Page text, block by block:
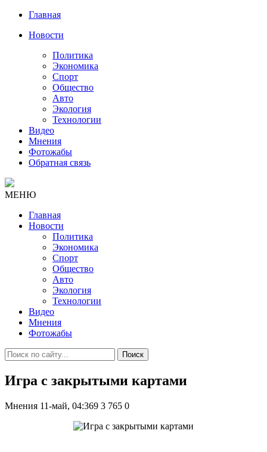
Главная
Новости
Политика
Экономика
Спорт
Общество
Авто
Экология
Технологии
Видео
Мнения
Фотожабы
Обратная связь
МЕНЮ
Главная
Новости
Политика
Экономика
Спорт
Общество
Авто
Экология
Технологии
Видео
Мнения
Фотожабы
Поиск
Игра с закрытыми картами
Мнения 11-май, 04:369 3 765 0